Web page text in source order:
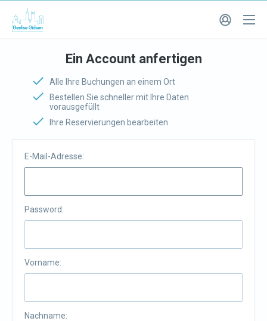
Ein Account anfertigen
Alle Ihre Buchungen an einem Ort
Bestellen Sie schneller mit Ihre Daten
vorausgefüllt
Ihre Reservierungen bearbeiten
E-Mail-Adresse:
Password:
Vorname:
Nachname: